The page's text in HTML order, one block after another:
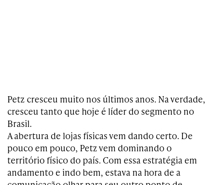
Petz cresceu muito nos últimos anos. Na verdade,
cresceu tanto que hoje é líder do segmento no
Brasil.
A abertura de lojas físicas vem dando certo. De
pouco em pouco, Petz vem dominando o
território físico do país. Com essa estratégia em
andamento e indo bem, estava na hora de a